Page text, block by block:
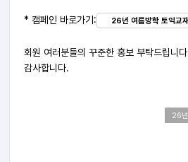
* 캠페인 바로가기: 26년 여름방학 토익교
회원 여러분들의 꾸준한 홍보 부탁드립니
감사합니다.
26년